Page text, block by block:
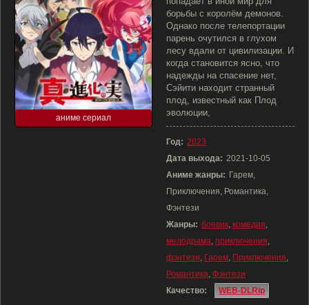
аниме сериал
борьбы с королём демонов.
Однако после телепортации
парень очутился в глухом
лесу вдали от цивилизации. И
когда становится ясно, что
надежды на спасение нет,
Сэйити находит странный
плод, известный как Плод
эволюции,
Год: 2023
Дата выхода: 2021-10-05
Аниме жанры: Гарем,
Приключения, Романтика,
Фэнтези
Жанры: боевик, комедия,
мелодрама, приключения,
фэнтези, Гарем, Приключения,
Романтика, Фэнтези
Качество:
WEB-DLRip